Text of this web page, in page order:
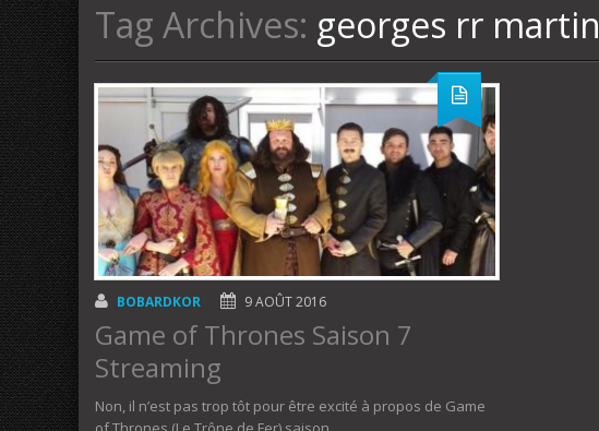
Tag Archives: georges rr martin
BOBARDKOR 9 AOÛT 2016
Game of Thrones Saison 7
Streaming
Non, il n’est pas trop tôt pour être excité à propos de Game